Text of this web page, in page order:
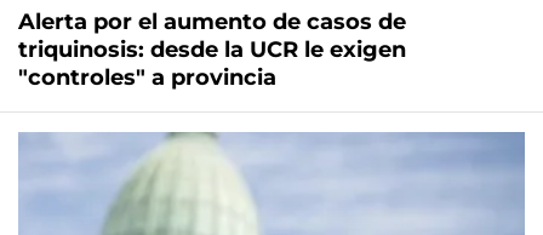
Alerta por el aumento de casos de
triquinosis: desde la UCR le exigen
"controles" a provincia